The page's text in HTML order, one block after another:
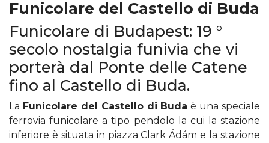
Funicolare del Castello di Buda
Funicolare di Budapest: 19 °
secolo nostalgia funivia che vi
porterà dal Ponte delle Catene
fino al Castello di Buda.
La Funicolare del Castello di Buda è una speciale
ferrovia funicolare a tipo pendolo la cui la stazione
inferiore è situata in piazza Clark Ádám e la stazione